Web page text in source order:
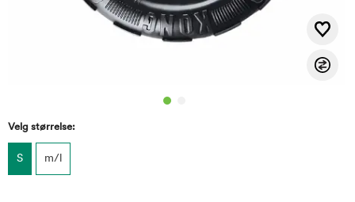
Velg størrelse:
S m/l